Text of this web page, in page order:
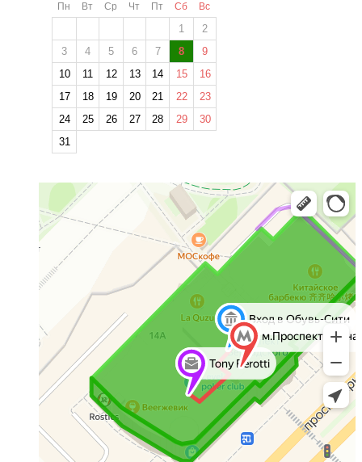
Пн Вт Ср Чт Пт Сб Вс
1
2
3
4 5 6 7 8
9
10
11 12 13 14 15
16
17
18 19 20 21 22
23
24
25 26 27 28 29
30
31
❄